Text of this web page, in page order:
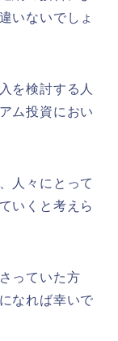
いないでしょ
を検討する人
ム投資におい
人々にとって
いくと考えら
っていた方
なれば幸いで